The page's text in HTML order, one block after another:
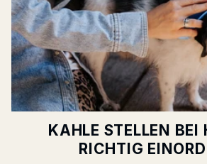
KAHLE STELLEN BEI
RICHTIG